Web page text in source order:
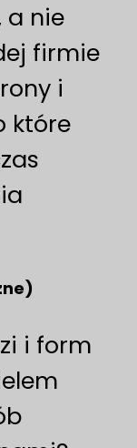
a nie
firmie
i
które
i form